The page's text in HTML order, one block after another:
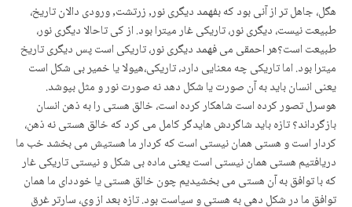
هگل، جاهل تر از آنی بود که بفهمد دیگری نور, زرتشت, ورودی دالان تاریخ،
طبیعت نیست، دیگری نور، تاریکی غار میترا بود. از کی تاحالا دیگری نور،
طبیعت است؟هر احمقی می فهمد دیگری نور، تاریکی است پس دیگری تاریخ
میترا بود. اما تاریکی چه معنایی دارد، تاریکی،هیولا یا خمیر بی شکل است
یعنی انسان باید به آن صورت یا شکل دهد نه صورت نور و مثل بپوشد.
هوسرل تصور کرده است شاهکار کرده است، خالق هستی را به ذهن انسان
بازگرداند؟ تازه باید شاگردش هایدگر کامل می کرد که خالق هستی نه ذهن،
کردار است و هستی همان نیستی است که کردار ما هستیش می بخشد خب ما
دریافتیم هستی همان نیستی است یعنی ماده بی شکل و نیستی تاریکی غار
که با توافق به آن هستی می بخشیدیم چون خالق هستی یا خوددای ما همان
توافق ما در شکل دهی به هستی و سیاست بود. تازه بعد از وی، سارتر غرق